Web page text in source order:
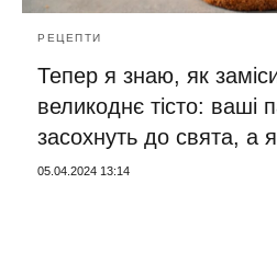
РЕЦЕПТИ
Тепер я знаю, як
великоднє тісто: ваші
засохнуть до свята, а
05.04.2024 13:14